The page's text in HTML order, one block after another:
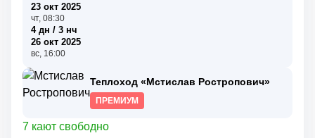
23 окт 2025
чт, 08:30
4 дн / 3 нч
26 окт 2025
вс, 16:00
Теплоход «Мстислав Ростропович»
ПРЕМИУМ
7 кают свободно